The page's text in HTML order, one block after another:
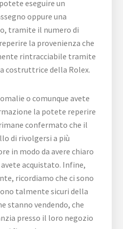
eseguire un
oppure una
tramite il numero di
la provenienza che
rintracciabile tramite
costruttrice della Rolex.
o comunque avete
la potete reperire
confermato che il
di rivolgersi a più
in modo da avere chiaro
acquistato. Infine,
ricordiamo che ci sono
talmente sicuri della
stanno vendendo, che
presso il loro negozio